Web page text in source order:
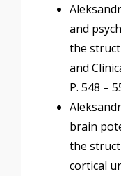
and
the
and
P. 548 –
brain
the
cortical